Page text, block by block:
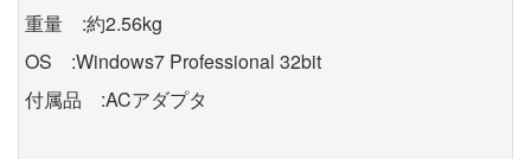
重量 :約2.56kg
OS :Windows7 Professional 32bit
付属品 :ACアダプタ